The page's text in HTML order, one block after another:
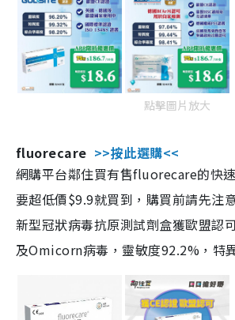
點擊圖片放大
fluorecare >>按此選購<<
網購平台鄰住買有售fluorecare的快
要超低價$9.9就買到，購買前請先注
新型冠狀病毒抗原測試劑盒獲歐盟認
及Omicorn病毒，靈敏度92.2%，特